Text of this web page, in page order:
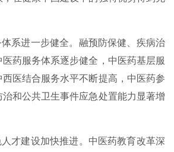
系进一步健全。融预防保健、疾病治
药服务体系逐步健全，中医药基层服
医结合服务水平不断提高，中医药参
和公共卫生事件应急处置能力显著增
才建设加快推进。中医药教育改革深